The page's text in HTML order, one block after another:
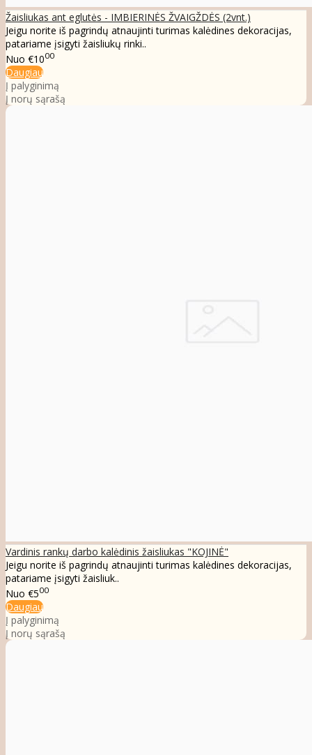
Žaisliukas ant eglutės - IMBIERINĖS ŽVAIGŽDĖS (2vnt.)
Jeigu norite iš pagrindų atnaujinti turimas kalėdines dekoracijas,
patariame įsigyti žaisliukų rinki..
Nuo €1000
Daugiau
Į palyginimą
Į norų sąrašą
Vardinis rankų darbo kalėdinis žaisliukas "KOJINĖ"
Jeigu norite iš pagrindų atnaujinti turimas kalėdines dekoracijas,
patariame įsigyti žaisliuk..
Nuo €500
Daugiau
Į palyginimą
Į norų sąrašą